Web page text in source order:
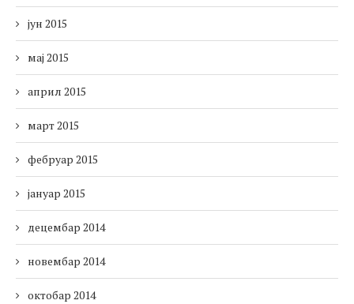
јун 2015
мај 2015
април 2015
март 2015
фебруар 2015
јануар 2015
децембар 2014
новембар 2014
октобар 2014